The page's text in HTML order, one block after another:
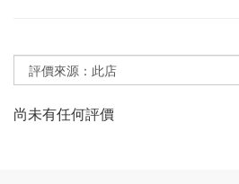
尚未有任何評價